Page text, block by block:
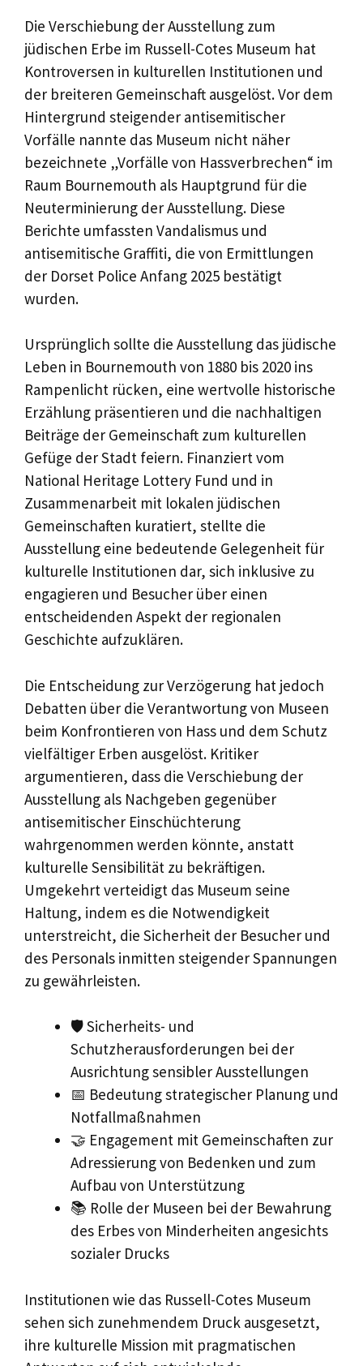
Die Verschiebung der Ausstellung zum
jüdischen Erbe im Russell-Cotes Museum hat
Kontroversen in kulturellen Institutionen und
der breiteren Gemeinschaft ausgelöst. Vor dem
Hintergrund steigender antisemitischer
Vorfälle nannte das Museum nicht näher
bezeichnete „Vorfälle von Hassverbrechen“ im
Raum Bournemouth als Hauptgrund für die
Neuterminierung der Ausstellung. Diese
Berichte umfassten Vandalismus und
antisemitische Graffiti, die von Ermittlungen
der Dorset Police Anfang 2025 bestätigt
wurden.
Ursprünglich sollte die Ausstellung das jüdische
Leben in Bournemouth von 1880 bis 2020 ins
Rampenlicht rücken, eine wertvolle historische
Erzählung präsentieren und die nachhaltigen
Beiträge der Gemeinschaft zum kulturellen
Gefüge der Stadt feiern. Finanziert vom
National Heritage Lottery Fund und in
Zusammenarbeit mit lokalen jüdischen
Gemeinschaften kuratiert, stellte die
Ausstellung eine bedeutende Gelegenheit für
kulturelle Institutionen dar, sich inklusive zu
engagieren und Besucher über einen
entscheidenden Aspekt der regionalen
Geschichte aufzuklären.
Die Entscheidung zur Verzögerung hat jedoch
Debatten über die Verantwortung von Museen
beim Konfrontieren von Hass und dem Schutz
vielfältiger Erben ausgelöst. Kritiker
argumentieren, dass die Verschiebung der
Ausstellung als Nachgeben gegenüber
antisemitischer Einschüchterung
wahrgenommen werden könnte, anstatt
kulturelle Sensibilität zu bekräftigen.
Umgekehrt verteidigt das Museum seine
Haltung, indem es die Notwendigkeit
unterstreicht, die Sicherheit der Besucher und
des Personals inmitten steigender Spannungen
zu gewährleisten.
🛡️ Sicherheits- und
Schutzherausforderungen bei der
Ausrichtung sensibler Ausstellungen
📅 Bedeutung strategischer Planung und
Notfallmaßnahmen
🤝 Engagement mit Gemeinschaften zur
Adressierung von Bedenken und zum
Aufbau von Unterstützung
📚 Rolle der Museen bei der Bewahrung
des Erbes von Minderheiten angesichts
sozialer Drucks
Institutionen wie das Russell-Cotes Museum
sehen sich zunehmendem Druck ausgesetzt,
ihre kulturelle Mission mit pragmatischen